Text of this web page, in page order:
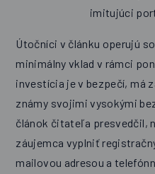
imitujúci
Útočníci v článku operujú
minimálny vklad v rámci
investícia je v bezpečí, má
známy svojimi vysokými
článok čitateľa presvedčil,
záujemca vyplniť
mailovou adresou a